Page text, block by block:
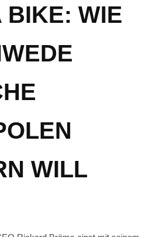
BIKE: WIE
WILL